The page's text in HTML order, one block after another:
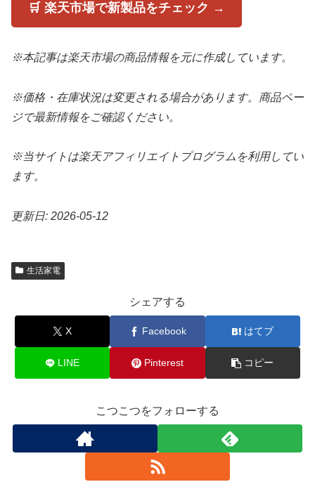
🛒 楽天市場で新製品をチェック →
※本記事は楽天市場の商品情報を元に作成しています。
※価格・在庫状況は変更される場合があります。商品ペー
ジで最新情報をご確認ください。
※当サイトは楽天アフィリエイトプログラムを利用してい
ます。
更新日: 2026-05-12
生活家電
シェアする
X Facebook はてブ
LINE Pinterest コピー
こつこつをフォローする